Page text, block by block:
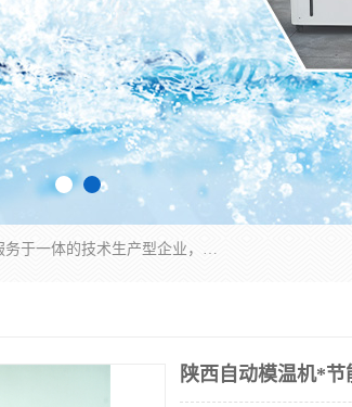
宿迁慈乌温控科技有限公司是一家集工业冷水机研发、制造、营销、服务于一体的技术生产型企业，经营范围包括：冷水机、螺杆式冷水机组、工业冷水机、水冷式冷水机、风冷式冷水机组、风冷螺杆式冷冻机组、冷冻机、注塑专用冷水机、混泥土专用冷水机、低温防爆冷水机组等。专业温控设备供应商 模温机/冷水机/导热油炉定制服务等
陕西自动模温机*节